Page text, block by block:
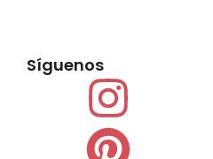
Síguenos